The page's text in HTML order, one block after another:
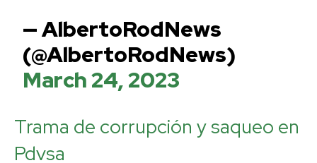
— AlbertoRodNews
(@AlbertoRodNews)
March 24, 2023
Trama de corrupción y saqueo en
Pdvsa